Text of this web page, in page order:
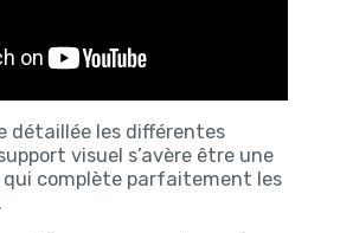
détaillée les différentes
visuel s’avère être une
qui complète parfaitement les